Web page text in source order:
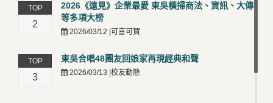
TOP
2
2026《遠見》企業最愛 東吳橫掃商法、資訊、大傳
等多項大榜
2026/03/12 |可喜可賀
TOP
3
東吳合唱48團友回娘家再現經典和聲
2026/03/13 |校友動態